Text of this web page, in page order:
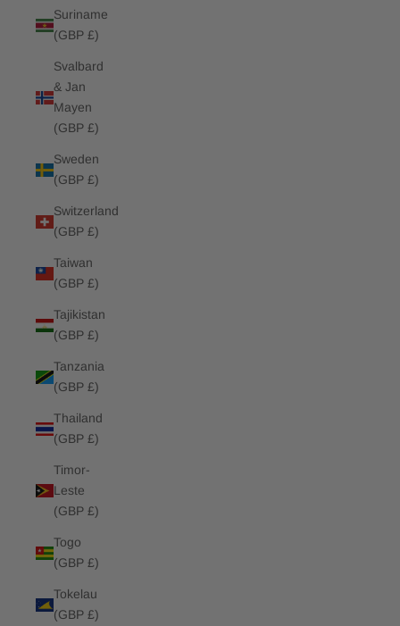
Suriname
(GBP £)
Svalbard
& Jan
Mayen
(GBP £)
Sweden
(GBP £)
Switzerland
(GBP £)
Taiwan
(GBP £)
Tajikistan
(GBP £)
Tanzania
(GBP £)
Thailand
(GBP £)
Timor-
Leste
(GBP £)
Togo
(GBP £)
Tokelau
(GBP £)